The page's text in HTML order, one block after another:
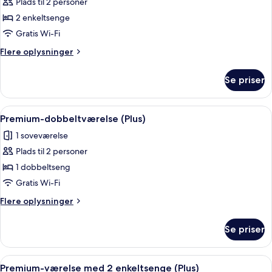
af
Superior-
værelse
med
2
2 enkeltsenge
Gratis Wi-Fi
Flere oplysninger
Flere
værelse
med
2
Se priser
Indlæs
alle
billeder
af
Premium-
dobbeltværelse
(Plus)
Et hotelværelse med en stor seng, et
7
Premium-dobbeltværelse (Plus)
1 soveværelse
Plads til 2 personer
1 dobbeltseng
Gratis Wi-Fi
Flere oplysninger
Flere
dobbeltværelse
(Plus)
Se priser
Indlæs
Et hotelværelse med en stor seng,
8
Premium-værelse med 2 enkeltsenge (Plus)